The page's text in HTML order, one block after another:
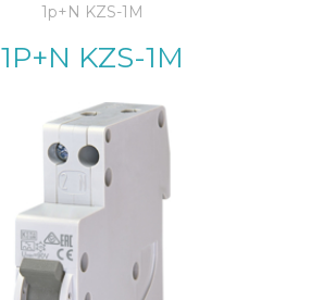
1p+N KZS-1M
1P+N KZS-1M